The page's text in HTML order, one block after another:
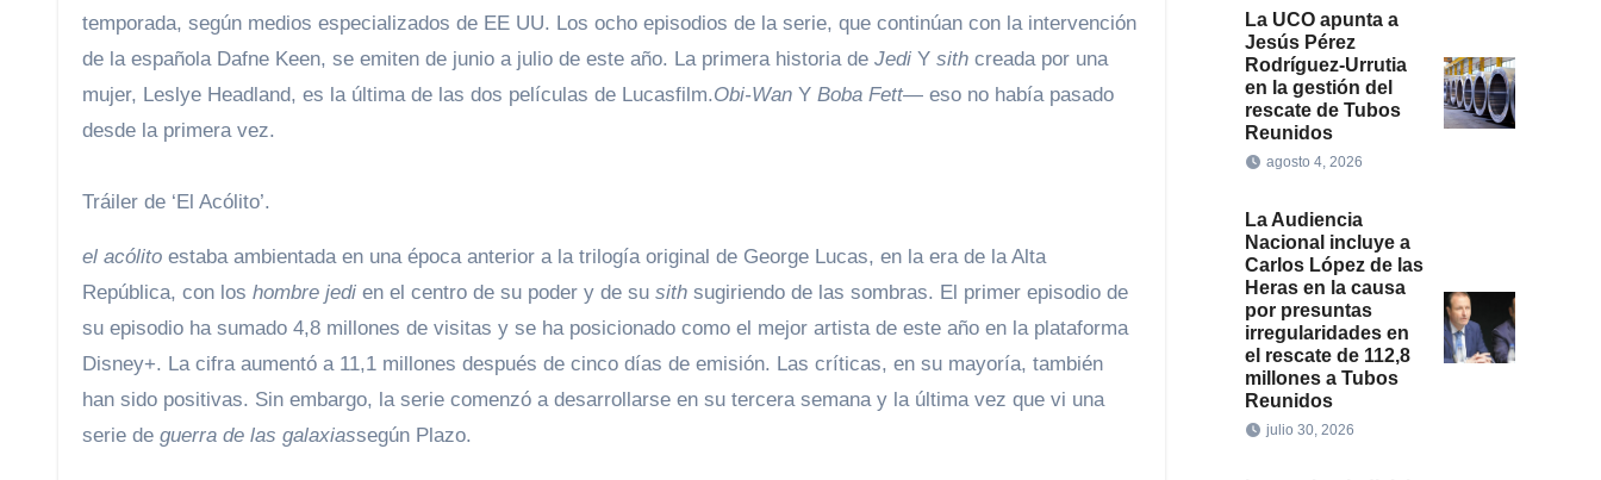
temporada, según medios especializados de EE UU. Los ocho episodios de la serie, que continúan con la intervención
de la española Dafne Keen, se emiten de junio a julio de este año. La primera historia de Jedi Y sith creada por una
mujer, Leslye Headland, es la última de las dos películas de Lucasfilm.Obi-Wan Y Boba Fett— eso no había pasado
desde la primera vez.
Tráiler de ‘El Acólito’.
el acólito estaba ambientada en una época anterior a la trilogía original de George Lucas, en la era de la Alta
República, con los hombre jedi en el centro de su poder y de su sith sugiriendo de las sombras. El primer episodio de
su episodio ha sumado 4,8 millones de visitas y se ha posicionado como el mejor artista de este año en la plataforma
Disney+. La cifra aumentó a 11,1 millones después de cinco días de emisión. Las críticas, en su mayoría, también
han sido positivas. Sin embargo, la serie comenzó a desarrollarse en su tercera semana y la última vez que vi una
serie de guerra de las galaxiassegún Plazo.
La UCO apunta a
Jesús Pérez
Rodríguez-Urrutia
en la gestión del
rescate de Tubos
Reunidos
agosto 4, 2026
La Audiencia
Nacional incluye a
Carlos López de las
Heras en la causa
por presuntas
irregularidades en
el rescate de 112,8
millones a Tubos
Reunidos
julio 30, 2026